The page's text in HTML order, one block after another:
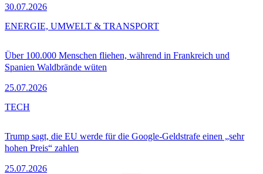
30.07.2026
Über 100.000 Menschen fliehen, während in Frankreich und
Spanien Waldbrände wüten
25.07.2026
ENERGIE, UMWELT & TRANSPORT
Trump sagt, die EU werde für die Google-Geldstrafe einen „sehr
hohen Preis“ zahlen
25.07.2026
TECH